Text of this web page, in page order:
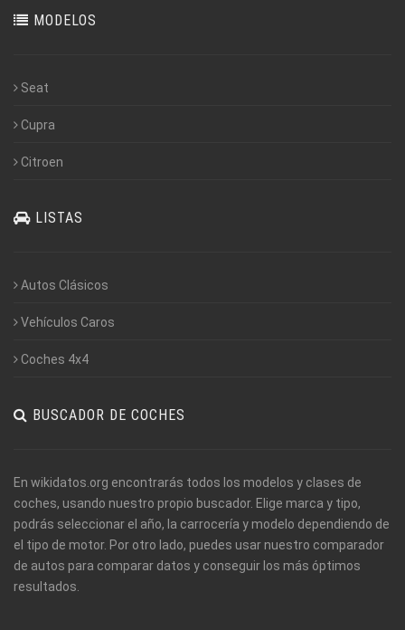
MODELOS
Seat
Cupra
Citroen
LISTAS
Autos Clásicos
Vehículos Caros
Coches 4x4
BUSCADOR DE COCHES
En wikidatos.org encontrarás todos los modelos y clases de
coches, usando nuestro propio buscador. Elige marca y tipo,
podrás seleccionar el año, la carrocería y modelo dependiendo de
el tipo de motor. Por otro lado, puedes usar nuestro comparador
de autos para comparar datos y conseguir los más óptimos
resultados.